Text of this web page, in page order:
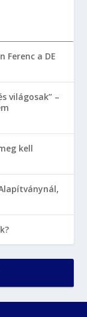
a DE
világosak” –
kell